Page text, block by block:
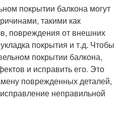
покрытии балкона могут
такими как
повреждения от внешних
покрытия и т.д. Чтобы
покрытии балкона,
и исправить его. Это
поврежденных деталей,
неправильной